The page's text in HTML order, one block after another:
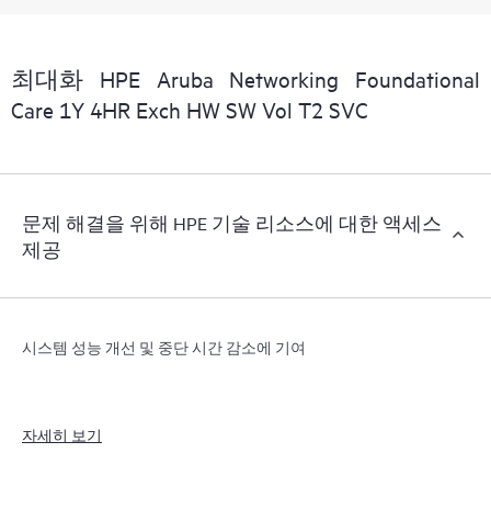
최대화 HPE Aruba Networking Foundational
Care 1Y 4HR Exch HW SW Vol T2 SVC
문제 해결을 위해 HPE 기술 리소스에 대한 액세스
제공
시스템 성능 개선 및 중단 시간 감소에 기여
자세히 보기